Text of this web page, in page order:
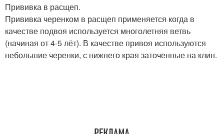
Прививка в расщеп.
Прививка черенком в расщеп применяется когда в
качестве подвоя используется многолетняя ветвь
(начиная от 4-5 лёт). В качестве привоя используются
небольшие черенки, с нижнего края заточенные на клин.